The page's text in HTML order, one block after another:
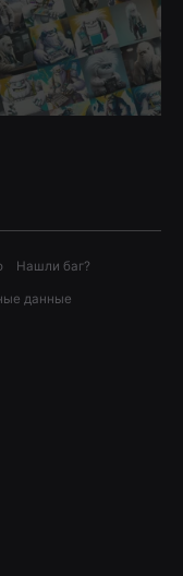
Нашли баг?
данные